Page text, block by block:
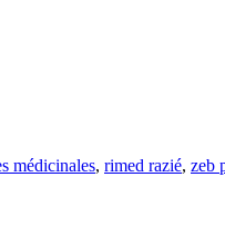
médicinales, rimed razié, zeb